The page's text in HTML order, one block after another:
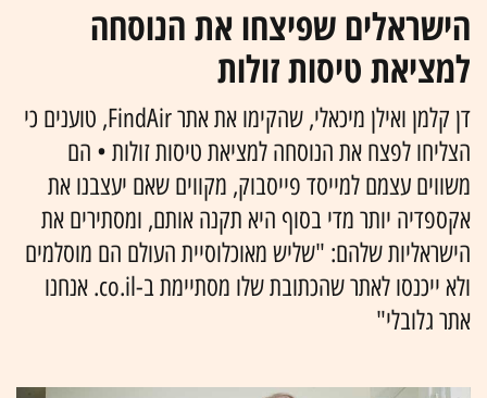
הישראלים שפיצחו את הנוסחה
למציאת טיסות זולות
דן קלמן ואילן מיכאלי, שהקימו את אתר FindAir, טוענים כי
הצליחו לפצח את הנוסחה למציאת טיסות זולות • הם
משווים עצמם למייסד פייסבוק, מקווים שאם יעצבנו את
אקספדיה יותר מדי בסוף היא תקנה אותם, ומסתירים את
הישראליות שלהם: "שליש מאוכלוסיית העולם הם מוסלמים
ולא ייכנסו לאתר שהכתובת שלו מסתיימת ב-co.il. אנחנו
אתר גלובלי"